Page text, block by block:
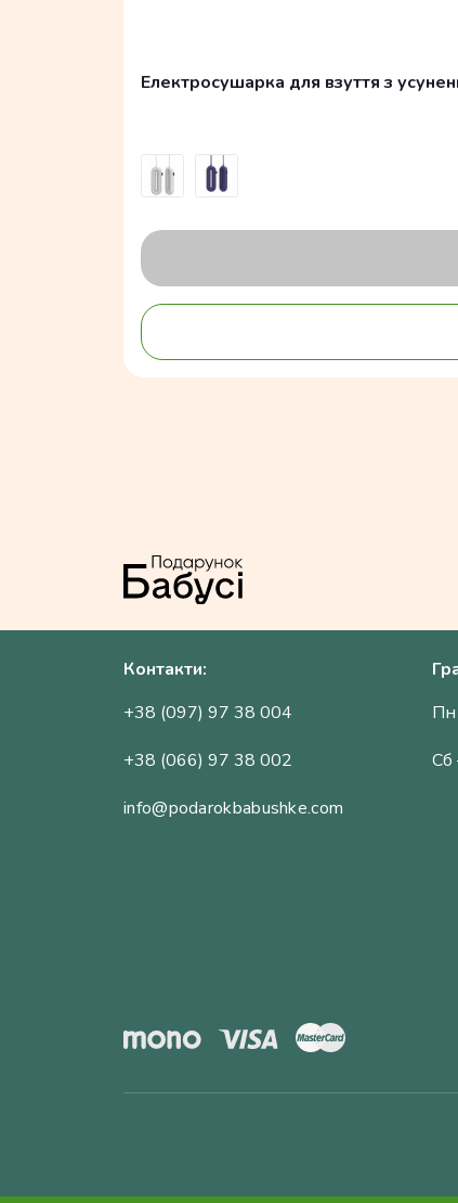
Електросушарка для взуття з
Контакти:
+38 (097) 97 38 004
+38 (066) 97 38 002
info@podarokbabushke.com
Пн
Сб